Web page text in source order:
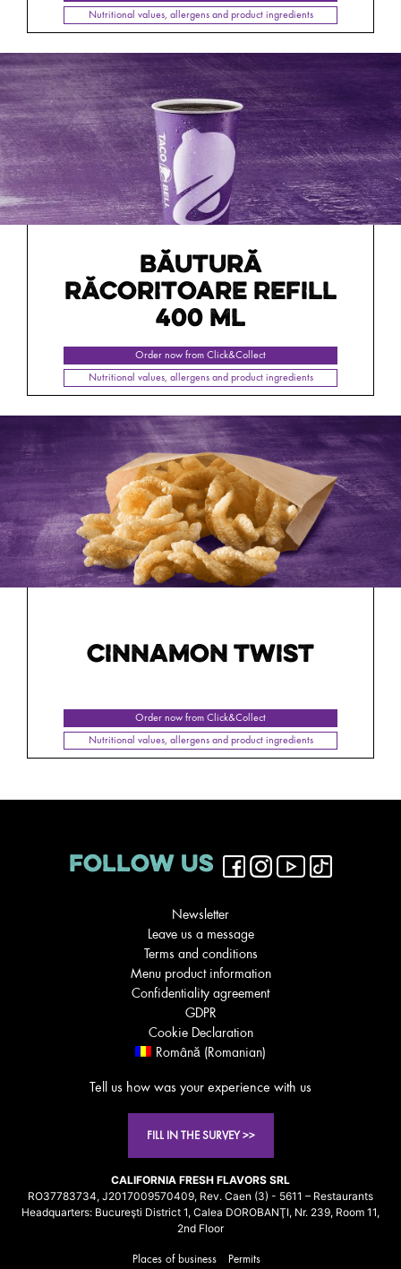
Nutritional values, allergens and product ingredients
BĂUTURĂ
RĂCORITOARE REFILL
400 ML
Order now from Click&Collect
Nutritional values, allergens and product ingredients
CINNAMON TWIST
Order now from Click&Collect
Nutritional values, allergens and product ingredients
FOLLOW US
Newsletter
Leave us a message
Terms and conditions
Menu product information
Confidentiality agreement
GDPR
Cookie Declaration
Română (Romanian)
Tell us how was your experience with us
FILL IN THE SURVEY >>
CALIFORNIA FRESH FLAVORS SRL
RO37783734, J2017009570409, Rev. Caen (3) - 5611 – Restaurants
Headquarters: Bucureşti District 1, Calea DOROBANŢI, Nr. 239, Room 11,
2nd Floor
Places of business Permits